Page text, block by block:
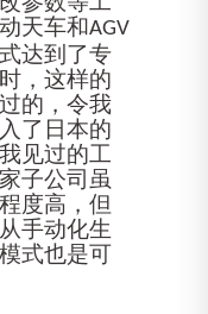
天车和AGV
达到了专
，这样的
的，令我
了日本的
见过的工
子公司虽
度高，但
手动化生
式也是可